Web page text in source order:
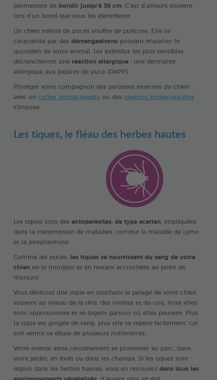
permettent de bondir jusqu’à 30 cm . C’est d’ailleurs souvent
lors d’un bond que vous les identifierez.
Un chien infesté de puces souffre de pulicose. Elle se
caractérise par des démangeaisons pouvant impacter le
quotidien de votre animal. Les individus les plus sensibles
déclencheront une réaction allergique : une dermatite
allergique aux piqûres de puce (DAPP).
Protéger votre compagnon des parasites externes du chien
avec un collier antiparasitaire ou des pipettes antiparasitaires
s'impose.
Les tiques, le fléau des herbes hautes
Les tiques sont des ectoparasites, de type acarien , impliquées
dans la transmission de maladies, comme la maladie de Lyme
et la piroplasmose.
Comme les puces,
les tiques se nourrissent du sang de votre
chien en le mordant et en restant accrochées au point de
morsure.
Vous détectez une tique en touchant le pelage de votre chien,
souvent au niveau de la tête, des oreilles et du cou, mais elles
sont opportunistes et se logent partout où elles peuvent. Plus
la tique est gorgée de sang, plus elle se repère facilement, car
son ventre se dilate de plusieurs millimètres.
Votre animal aime certainement se promener au parc, dans
votre jardin, en forêt ou dans les champs. Si les tiques sont
légion dans les herbes hautes, vous en retrouvez dans tous les